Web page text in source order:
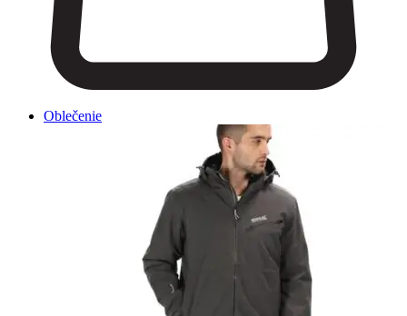
Oblečenie